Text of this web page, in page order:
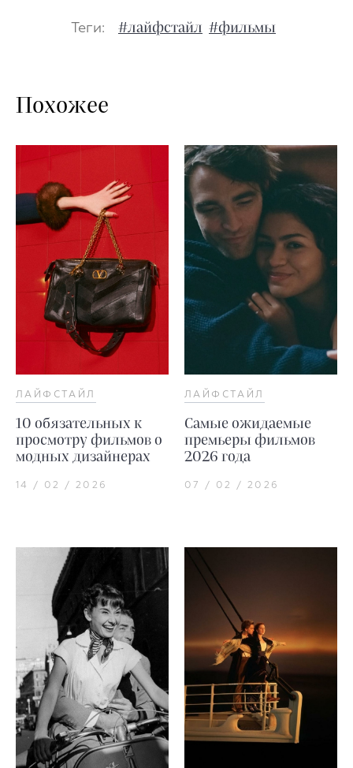
Теги: #лайфстайл #фильмы
Похожее
ЛАЙФСТАЙЛ
10 обязательных к
просмотру фильмов о
модных дизайнерах
14 / 02 / 2026
ЛАЙФСТАЙЛ
Самые ожидаемые
премьеры фильмов
2026 года
07 / 02 / 2026